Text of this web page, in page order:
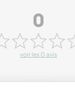
0
voir les 0 avis